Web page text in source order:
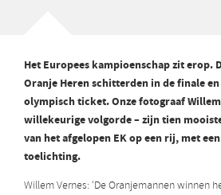
Het Europees kampioenschap zit erop.
Oranje Heren schitterden in de finale
olympisch ticket. Onze fotograaf
willekeurige volgorde – zijn tien
van het afgelopen EK op een rij, met
toelichting.
Willem Vernes: ‘De Oranjemannen winnen